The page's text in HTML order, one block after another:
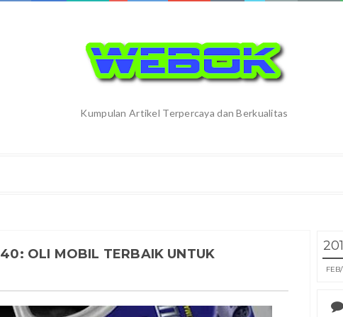
Kumpulan Artikel Terpercaya dan Berkualitas
FEB
OLI MOBIL TERBAIK UNTUK